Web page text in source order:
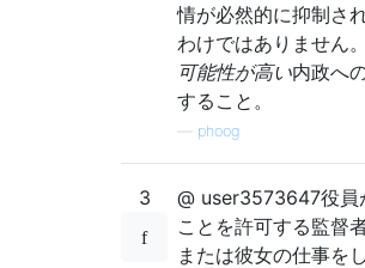
情が必然的に抑制さ
わけではありません
可能性が高い内政へ
すること。
phoog
3
@ user3573647役員
ことを許可する監督
または彼女の仕事を